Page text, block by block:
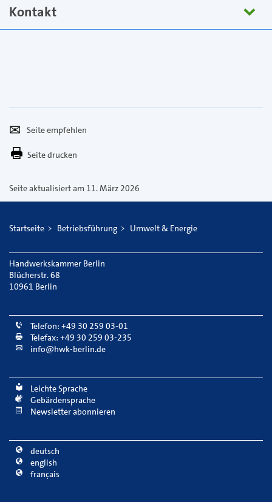
Kontakt
empfehlen
Per
E-
versenden
Seite drucken
Seite aktualisiert am 11. März 2026
Startseite Betriebsführung Umwelt & Energie
Handwerkskammer Berlin
Blücherstr. 68
10961 Berlin
Telefon: +49 30 259 03-01
Telefax: +49 30 259 03-235
info@hwk-berlin.de
Leichte Sprache
Gebärdensprache
Newsletter abonnieren
deutsch
english
français